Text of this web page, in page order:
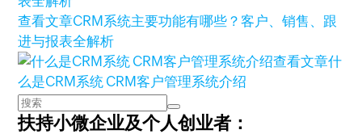
查看文章CRM系统主要功能有哪些？客户、销售、跟
进与报表全解析
查看文章什
么是CRM系统 CRM客户管理系统介绍
扶持小微企业及个人创业者：